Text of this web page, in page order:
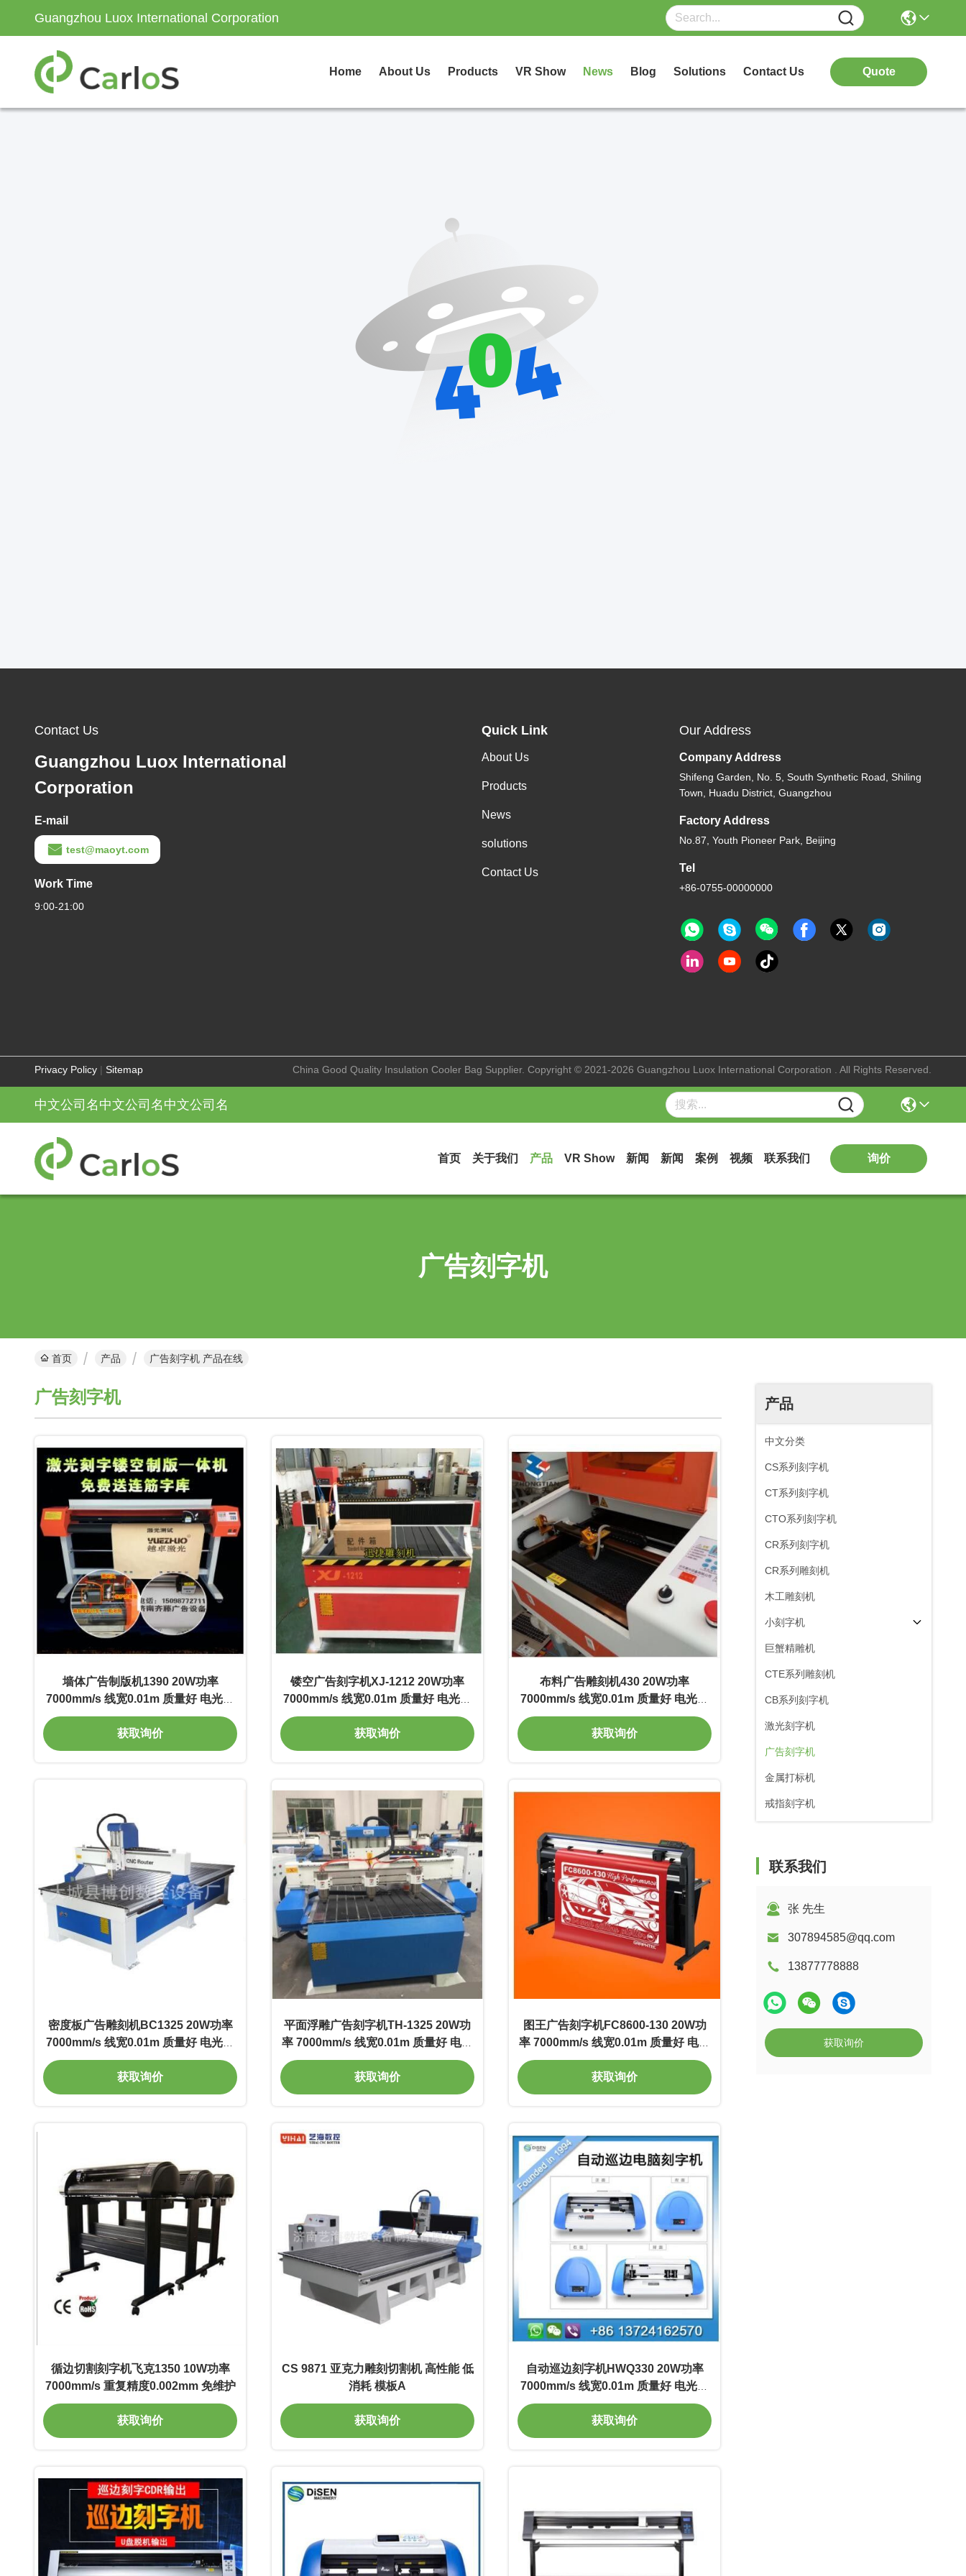
Guangzhou Luox International Corporation
Home About Us Products VR Show News Blog Solutions Contact Us Quote
Contact Us
Guangzhou Luox International
Corporation
E-mail
test@maoyt.com
Work Time
9:00-21:00
Quick Link
About Us
Products
News
solutions
Contact Us
Our Address
Company Address
Shifeng Garden, No. 5, South Synthetic Road, Shiling
Town, Huadu District, Guangzhou
Factory Address
No.87, Youth Pioneer Park, Beijing
Tel
+86-0755-00000000
Privacy Policy | Sitemap China Good Quality Insulation Cooler Bag Supplier. Copyright © 2021-2026 Guangzhou Luox International Corporation . All Rights Reserved.
中文公司名中文公司名中文公司名
首页 关于我们 产品 VR Show 新闻 新闻 案例 视频 联系我们 询价
广告刻字机
首页 产品 广告刻字机 产品在线
产品
中文分类
CS系列刻字机
CT系列刻字机
CTO系列刻字机
CR系列刻字机
CR系列雕刻机
木工雕刻机
小刻字机
巨蟹精雕机
CTE系列雕刻机
CB系列刻字机
激光刻字机
广告刻字机
金属打标机
戒指刻字机
联系我们
张 先生
307894585@qq.com
13877778888
获取询价
广告刻字机
墙体广告制版机1390 20W功率
7000mm/s 线宽0.01m 质量好 电光转
换率高
获取询价
镂空广告刻字机XJ-1212 20W功率
7000mm/s 线宽0.01m 质量好 电光转
换率高
获取询价
布料广告雕刻机430 20W功率
7000mm/s 线宽0.01m 质量好 电光转
换率高
获取询价
密度板广告雕刻机BC1325 20W功率
7000mm/s 线宽0.01m 质量好 电光转
换率高
获取询价
平面浮雕广告刻字机TH-1325 20W功
率 7000mm/s 线宽0.01m 质量好 电光
转换率高
获取询价
图王广告刻字机FC8600-130 20W功
率 7000mm/s 线宽0.01m 质量好 电光
转换率高
获取询价
循边切割刻字机飞克1350 10W功率
7000mm/s 重复精度0.002mm 免维护
获取询价
CS 9871 亚克力雕刻切割机 高性能 低
消耗 模板A
获取询价
自动巡边刻字机HWQ330 20W功率
7000mm/s 线宽0.01m 质量好 电光转
换率高
获取询价